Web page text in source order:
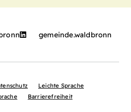
gemeinde.waldbronn
Leichte Sprache
Barrierefreiheit